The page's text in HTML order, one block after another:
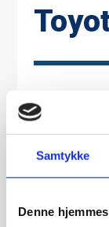
Samtykke
Denne